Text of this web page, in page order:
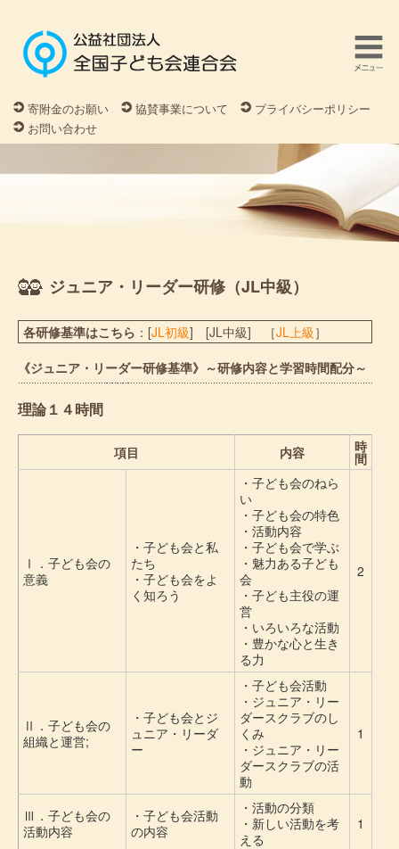
寄附金のお願い 協賛事業について
プライバシーポリシー
お問い合わせ
ジュニア・リーダー研修（JL中級）
各研修基準はこちら ：[JL初級] [JL中級] ［JL上級 ］
《ジュニア・リーダー研修基準》～研修内容と学習時間配分～
理論１４時間
項目 内容 時
間
Ⅰ．子ども会の
意義
・子ども会と私
たち
・子ども会をよ
く知ろう
・子ども会のねら
い
・子ども会の特色
・活動内容
・子ども会で学ぶ
・魅力ある子ども
会
・子ども主役の運
営
・いろいろな活動
・豊かな心と生き
る力
2
Ⅱ．子ども会の
組織と運営;
・子ども会とジ
ュニア・リーダ
ー
・子ども会活動
・ジュニア・リー
ダースクラブのし
くみ
・ジュニア・リー
ダースクラブの活
動
1
Ⅲ．子ども会の
活動内容
・子ども会活動
の内容
・活動の分類
・新しい活動を考
える
1